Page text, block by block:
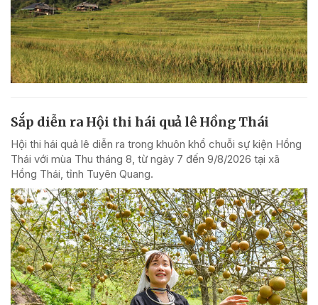
Sắp diễn ra Hội thi hái quả lê Hồng Thái
Hội thi hái quả lê diễn ra trong khuôn khổ chuỗi sự kiện Hồng
Thái với mùa Thu tháng 8, từ ngày 7 đến 9/8/2026 tại xã
Hồng Thái, tỉnh Tuyên Quang.